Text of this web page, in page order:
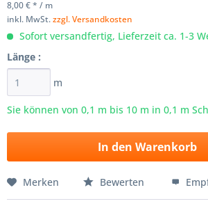
8,00 € * / m
inkl. MwSt.zzgl. Versandkosten
Sofort versandfertig, Lieferzeit ca. 1-3
Länge :
m
Sie können von 0,1 m bis 10 m in 0,1 m
In den Warenkorb
Merken Bewerten